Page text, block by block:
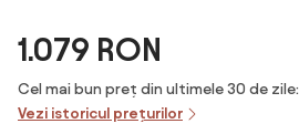
1.079 RON
Cel mai bun preț din ultimele 30 de zile:
Vezi istoricul prețurilor